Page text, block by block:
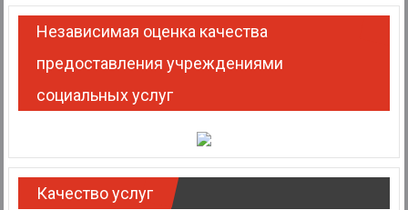
Независимая оценка качества
предоставления учреждениями
социальных услуг
Качество услуг